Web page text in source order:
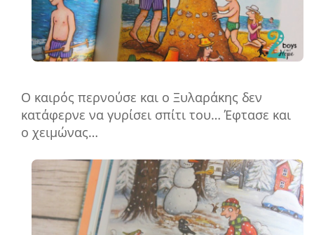
Ο καιρός περνούσε και ο Ξυλαράκης δεν
κατάφερνε να γυρίσει σπίτι του… Έφτασε και
ο χειμώνας…